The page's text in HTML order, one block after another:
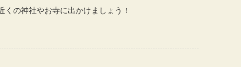
の神社やお寺に出かけましょう！